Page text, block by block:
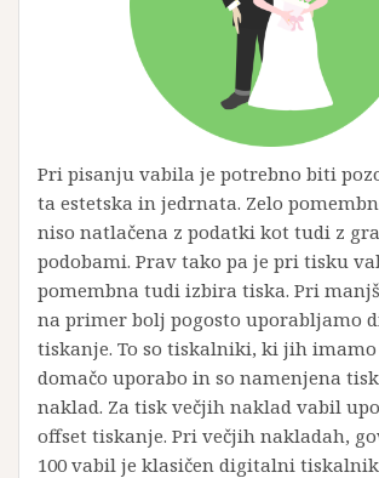
Pri pisanju vabila je potrebno biti
ta estetska in jedrnata. Zelo
niso natlačena z podatki kot tudi z
podobami. Prav tako pa je pri tisku
pomembna tudi izbira tiska. Pri
na primer bolj pogosto uporabljamo
tiskanje. To so tiskalniki, ki jih
domačo uporabo in so namenjena
naklad. Za tisk večjih naklad vabil
offset tiskanje. Pri večjih nakladah,
100 vabil je klasičen digitalni